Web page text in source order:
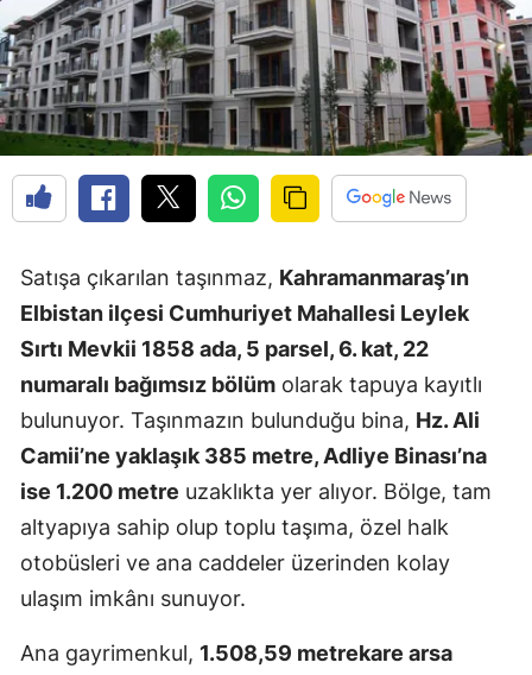
Satışa çıkarılan taşınmaz, Kahramanmaraş’ın
Elbistan ilçesi Cumhuriyet Mahallesi Leylek
Sırtı Mevkii 1858 ada, 5 parsel, 6. kat, 22
numaralı bağımsız bölüm olarak tapuya kayıtlı
bulunuyor. Taşınmazın bulunduğu bina, Hz. Ali
Camii’ne yaklaşık 385 metre, Adliye Binası’na
ise 1.200 metre uzaklıkta yer alıyor. Bölge, tam
altyapıya sahip olup toplu taşıma, özel halk
otobüsleri ve ana caddeler üzerinden kolay
ulaşım imkânı sunuyor.
Ana gayrimenkul, 1.508,59 metrekare arsa